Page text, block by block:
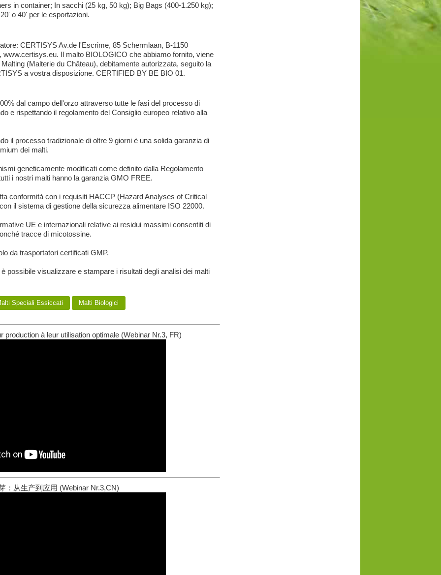
in container; In sacchi (25 kg, 50 kg); Big Bags (400-1.250 kg);
o 40' per le esportazioni.
CERTISYS Av.de l'Escrime, 85 Schermlaan, B-1150
www.certisys.eu. Il malto BIOLOGICO che abbiamo fornito, viene
(Malterie du Château), debitamente autorizzata, seguito la
a vostra disposizione. CERTIFIED BY BE BIO 01.
dal campo dell'orzo attraverso tutte le fasi del processo di
e rispettando il regolamento del Consiglio europeo relativo alla
il processo tradizionale di oltre 9 giorni è una solida garanzia di
dei malti.
geneticamente modificati come definito dalla Regolamento
i nostri malti hanno la garanzia GMO FREE.
conformità con i requisiti HACCP (Hazard Analyses of Critical
il sistema di gestione della sicurezza alimentare ISO 22000.
UE e internazionali relative ai residui massimi consentiti di
tracce di micotossine.
da trasportatori certificati GMP.
possibile visualizzare e stampare i risultati degli analisi dei malti
Speciali Essiccati Malti Biologici
production à leur utilisation optimale (Webinar Nr.3, FR)
：从生产到应用 (Webinar Nr.3,CN)